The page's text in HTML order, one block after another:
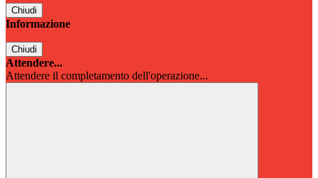
Chiudi
Informazione
Chiudi
Attendere...
Attendere il completamento dell'operazione...